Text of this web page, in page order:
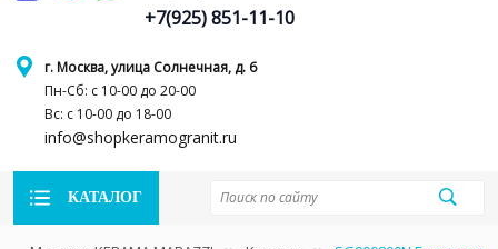
г. Москва, улица Солнечная, д. 6
Пн-Сб: с 10-00 до 20-00
Вс: с 10-00 до 18-00
info@shopkeramogranit.ru
+7(925) 851-11-10
КАТАЛОГ